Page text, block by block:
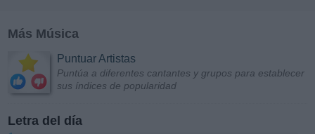
Más Música
Puntuar Artistas
Puntúa a diferentes cantantes y grupos para establecer
sus índices de popularidad
Letra del día